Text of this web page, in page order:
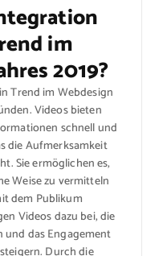
im
2019?
Trend im Webdesign
Videos bieten
schnell und
die Aufmerksamkeit
Sie ermöglichen es,
Weise zu vermitteln
dem Publikum
Videos dazu bei, die
und das Engagement